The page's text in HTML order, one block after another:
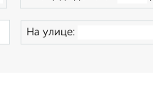
На улице: